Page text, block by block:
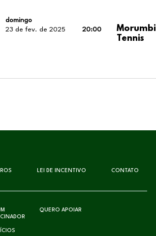
domingo
23 de fev. de 2025
20:00
Morumbi
Tennis
LEI DE INCENTIVO CONTATO
QUERO APOIAR